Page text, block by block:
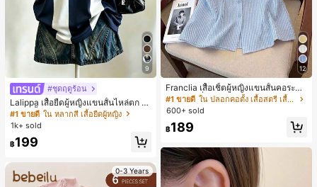
9
#ชุดฤดูร้อน
Lalippa เสื้อยืดผู้หญิงแขนสั้นไหล่ตก ค
อวีปกเสื้อ ลายพิมพ์ดิจิทัลลายทาง สไตล์
สปอร์ตแฟชั่นมินิมอล ของขวัญสำหรับเ
พื่อน
#1 ขายดี ใน หลากสี เสื้อยืดผู้หญิง
1k+ sold
฿199
0-3 Years
12
Franclia เสื้อเชิ้ตผู้หญิงแขนสั้นคอระบา
ยกระดุมเดี่ยวลายทาง
#1 ขายดี
ใน ปลอกคอตั้ง เสื้อสตรี เสื้อเบลาส์ & Tee
600+ sold
฿189